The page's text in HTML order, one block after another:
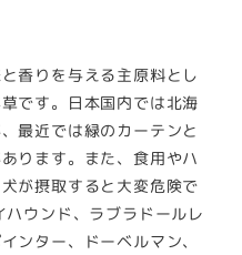
香りを与える主原料とし
です。日本国内では北海
最近では緑のカーテンと
ります。また、食用やハ
が摂取すると大変危険で
ウンド、ラブラドールレ
ンター、ドーベルマン、